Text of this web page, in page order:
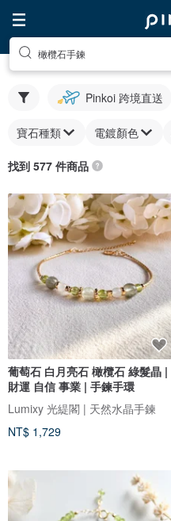
橄欖石手鍊
Pinkoi 跨境直送
寶石種類 電鍍顏色
找到 577 件商品
葡萄石 白月亮石 橄欖石 綠髮晶 |
財運 自信 事業 | 手鍊手環
Lumixy 光緹閣 | 天然水晶手鍊
NT$ 1,729